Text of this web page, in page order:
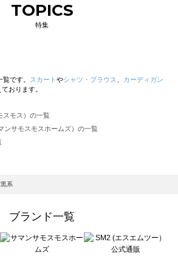
TOPICS
特集
です。 スカート やシャツ・ブラウス
カーディガン
おります。
スモス）の一覧
ンサモスモスホームズ）の一覧
（ツハルバイサマンサモスモス）の一覧
モスモス ブルー）の一覧
ラシック）の一覧
系
ブランド一覧